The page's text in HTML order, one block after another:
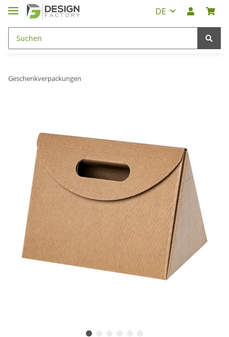
DE
Geschenkverpackungen